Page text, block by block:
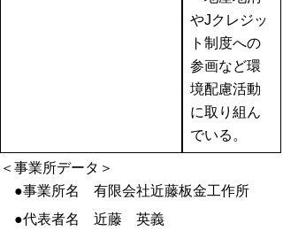
やJクレジッ
ト制度への
参画など環
境配慮活動
に取り組ん
でいる。
＜事業所データ＞
●事業所名 有限会社近藤板金工作所
●代表者名 近藤 英義